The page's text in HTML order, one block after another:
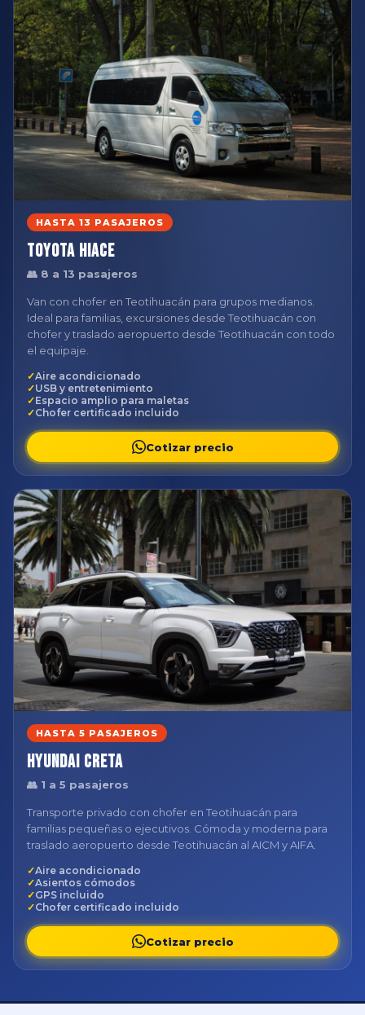
HASTA 13 PASAJEROS
Toyota Hiace
👥 8 a 13 pasajeros
Van con chofer en Teotihuacán para grupos medianos.
Ideal para familias, excursiones desde Teotihuacán con
chofer y traslado aeropuerto desde Teotihuacán con todo
el equipaje.
Aire acondicionado
USB y entretenimiento
Espacio amplio para maletas
Chofer certificado incluido
Cotizar precio
HASTA 5 PASAJEROS
Hyundai Creta
👥 1 a 5 pasajeros
Transporte privado con chofer en Teotihuacán para
familias pequeñas o ejecutivos. Cómoda y moderna para
traslado aeropuerto desde Teotihuacán al AICM y AIFA.
Aire acondicionado
Asientos cómodos
GPS incluido
Chofer certificado incluido
Cotizar precio